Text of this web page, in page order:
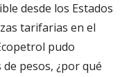
desde los Estados
tarifarias en el
pudo
pesos, ¿por qué